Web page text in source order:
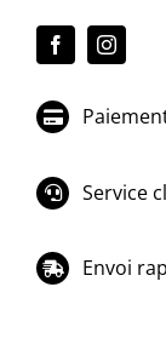
Service
Envoi